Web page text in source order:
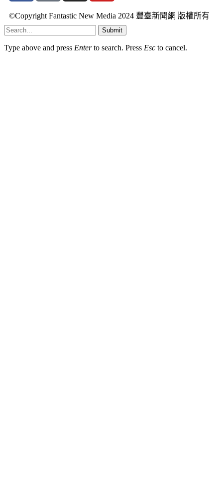
©Copyright Fantastic New Media 2024 豐臺新聞網 版權所有
Submit
Type above and press Enterto search. Press Esc to cancel.